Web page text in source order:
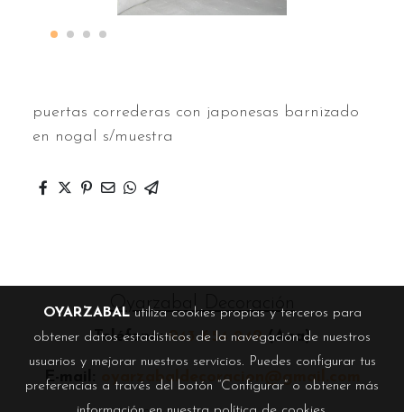
puertas correderas con japonesas barnizado
en nogal s/muestra
Oyarzabal Decoración
Teléfono: 943 654 249 (Ana)
E-mail: oyarzabaldecoracion@gmail.com
OYARZABALutiliza cookies propias y terceros para
obtener datos estadísticos de la navegación de nuestros
usuarios y mejorar nuestros servicios. Puedes configurar tus
preferencias a través del botón “Configurar” o obtener más